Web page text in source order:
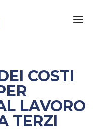
COSTI
LAVORO
TERZI